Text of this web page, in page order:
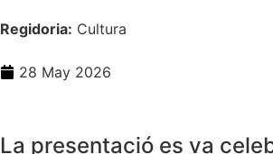
Regidoria: Cultura
28 May 2026
La presentació es va